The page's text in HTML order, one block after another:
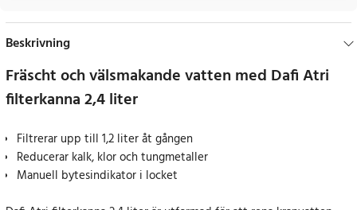
Beskrivning
Fräscht och välsmakande vatten med Dafi Atri
filterkanna 2,4 liter
Filtrerar upp till 1,2 liter åt gången
Reducerar kalk, klor och tungmetaller
Manuell bytesindikator i locket